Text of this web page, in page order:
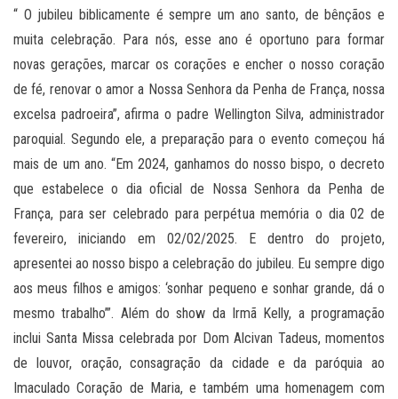
“ O jubileu biblicamente é sempre um ano santo, de bênçãos e
muita celebração. Para nós, esse ano é oportuno para formar
novas gerações, marcar os corações e encher o nosso coração
de fé, renovar o amor a Nossa Senhora da Penha de França, nossa
excelsa padroeira”, afirma o padre Wellington Silva, administrador
paroquial. Segundo ele, a preparação para o evento começou há
mais de um ano. “Em 2024, ganhamos do nosso bispo, o decreto
que estabelece o dia oficial de Nossa Senhora da Penha de
França, para ser celebrado para perpétua memória o dia 02 de
fevereiro, iniciando em 02/02/2025. E dentro do projeto,
apresentei ao nosso bispo a celebração do jubileu. Eu sempre digo
aos meus filhos e amigos: ‘sonhar pequeno e sonhar grande, dá o
mesmo trabalho’”. Além do show da Irmã Kelly, a programação
inclui Santa Missa celebrada por Dom Alcivan Tadeus, momentos
de louvor, oração, consagração da cidade e da paróquia ao
Imaculado Coração de Maria, e também uma homenagem com